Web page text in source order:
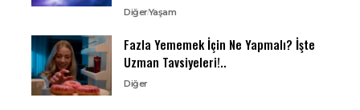
DiğerYaşam
Fazla Yememek İçin Ne Yapmalı? İşte
Uzman Tavsiyeleri!..
Diğer